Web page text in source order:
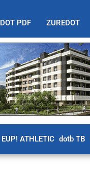
DOT PDF ZUREDOT
EUP! ATHLETIC dotb TB